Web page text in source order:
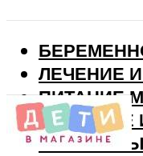
ЛЕЧЕНИЕ
ПИТАНИЕ
РАЗВИТИЕ
ВИТАМИНЫ